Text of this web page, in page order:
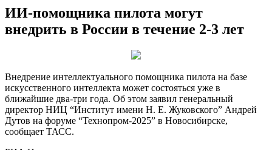
ИИ-помощника пилота могут
внедрить в России в течение 2-3 лет
Внедрение интеллектуального помощника пилота на базе
искусственного интеллекта может состояться уже в
ближайшие два-три года. Об этом заявил генеральный
директор НИЦ “Институт имени Н. Е. Жуковского” Андрей
Дутов на форуме “Технопром-2025” в Новосибирске,
сообщает ТАСС.